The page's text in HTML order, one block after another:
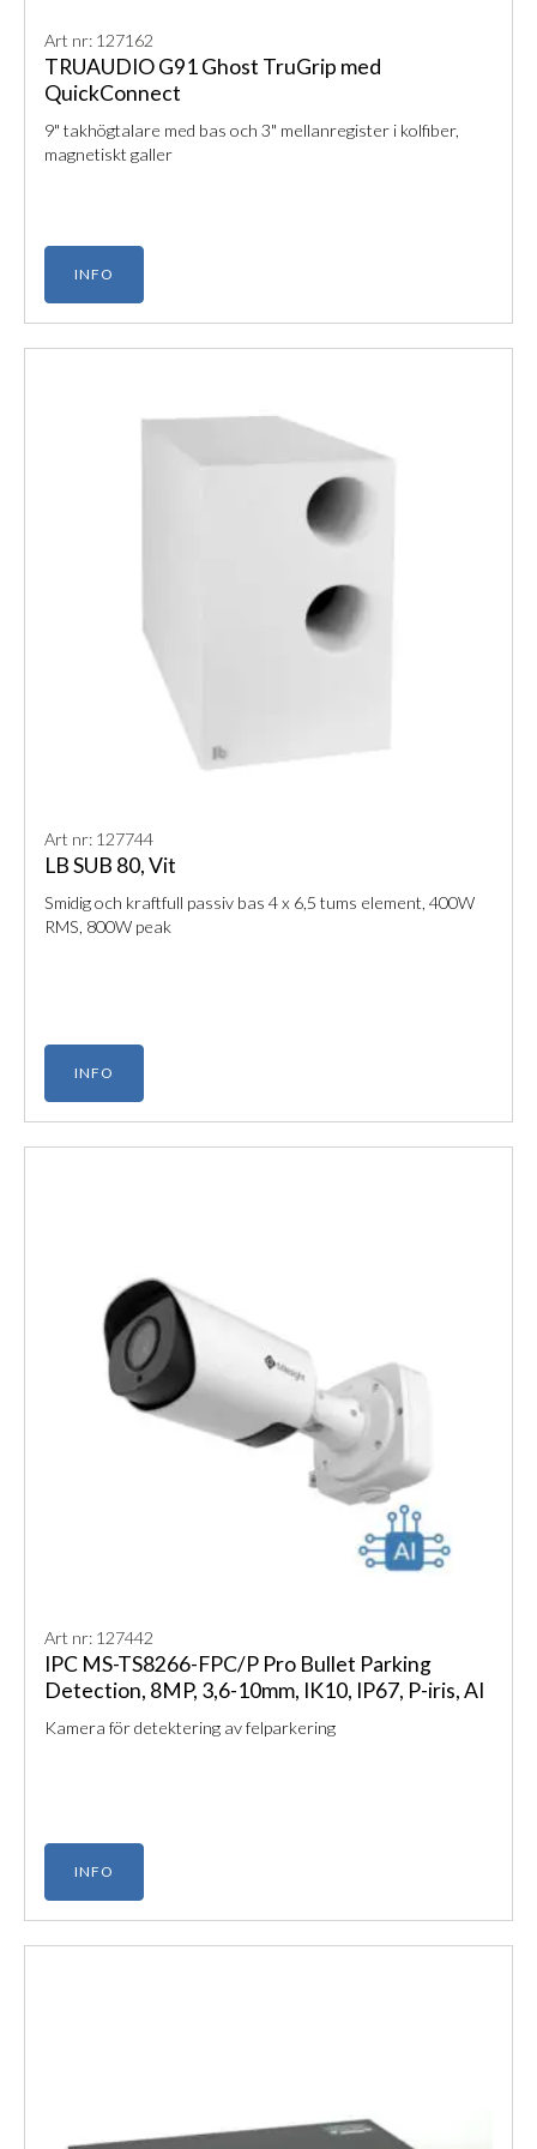
Art nr: 127162
TRUAUDIO G91 Ghost TruGrip med
QuickConnect
9" takhögtalare med bas och 3" mellanregister i kolfiber,
magnetiskt galler
INFO
Art nr: 127744
LB SUB 80, Vit
Smidig och kraftfull passiv bas 4 x 6,5 tums element, 400W
RMS, 800W peak
INFO
Art nr: 127442
IPC MS-TS8266-FPC/P Pro Bullet Parking
Detection, 8MP, 3,6-10mm, IK10, IP67, P-iris, AI
Kamera för detektering av felparkering
INFO